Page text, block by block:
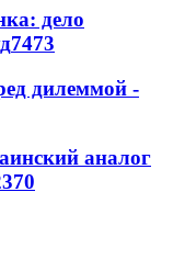
дело
7473
дилеммой -
аналог